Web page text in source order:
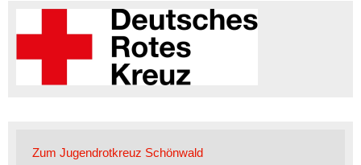
Zum Jugendrotkreuz Schönwald